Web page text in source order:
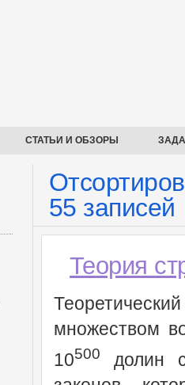
СТАТЬИ И ОБЗОРЫ
55 записей
Теория
множеством
10500
долин